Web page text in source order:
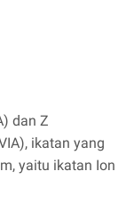
dan Z
ikatan yang
yaitu ikatan Ion